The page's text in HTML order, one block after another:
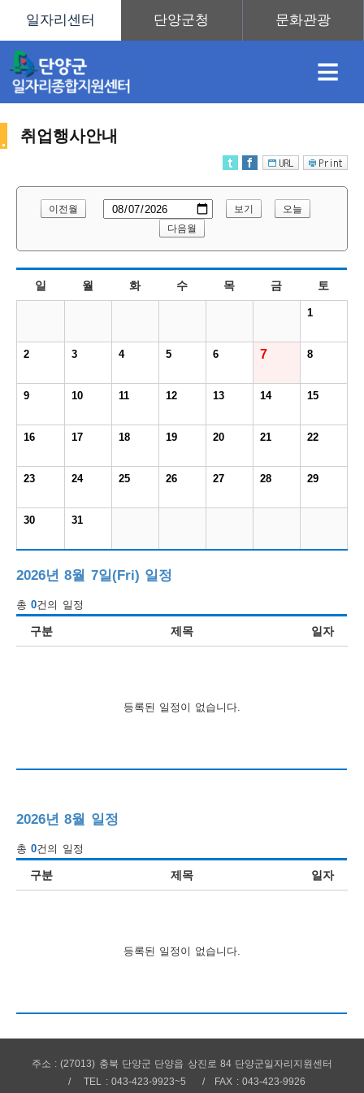
≡
정
보
정
보
훈
련
정
보
도
우
미
안
내
취업행사안내
이전월 보기
오늘
다음월
일 월 화 수 목 금 토
1
2 3 4 5 6 7 8
9 10 11 12 13 14 15
16 17 18 19 20 21 22
23 24 25 26 27 28 29
30 31
2026년 8월 7일(Fri) 일정
총0건의 일정
구분 제목 일자
등록된 일정이 없습니다.
2026년 8월 일정
총0건의 일정
구분 제목 일자
등록된 일정이 없습니다.
취
업
도
우
미
주소 : (27013) 충북 단양군 단양읍 상진로 84 단양군일자리지원센터
TEL : 043-423-9923~5
FAX : 043-423-9926